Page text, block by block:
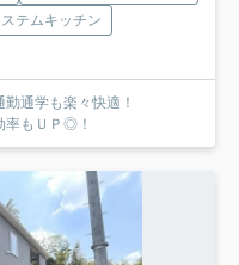
テムキッチン
通学も楽々快適！
率もＵＰ◎！